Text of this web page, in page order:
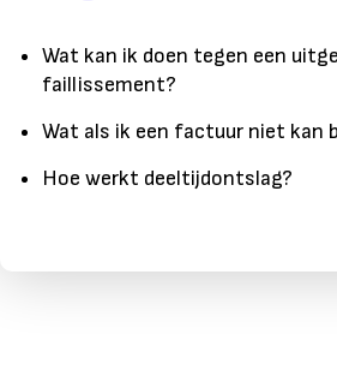
Wat kan ik doen tegen een
faillissement?
Wat als ik een factuur niet kan
Hoe werkt deeltijdontslag?